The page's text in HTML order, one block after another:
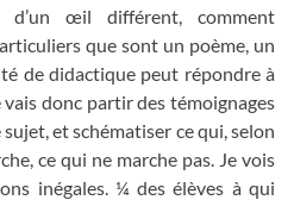
d’un œil différent, comment
que sont un poème, un
de didactique peut répondre à
vais donc partir des témoignages
sujet, et schématiser ce qui, selon
ce qui ne marche pas. Je vois
inégales. ¼ des élèves à qui